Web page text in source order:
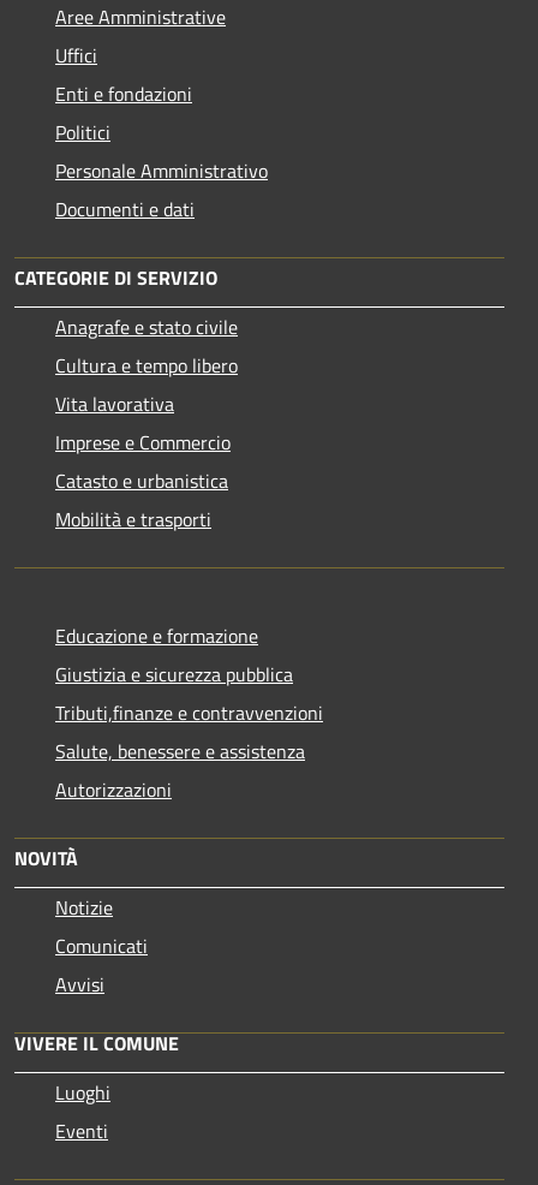
Aree Amministrative
Uffici
Enti e fondazioni
Politici
Personale Amministrativo
Documenti e dati
CATEGORIE DI SERVIZIO
Anagrafe e stato civile
Cultura e tempo libero
Vita lavorativa
Imprese e Commercio
Catasto e urbanistica
Mobilità e trasporti
Educazione e formazione
Giustizia e sicurezza pubblica
Tributi,finanze e contravvenzioni
Salute, benessere e assistenza
Autorizzazioni
NOVITÀ
Notizie
Comunicati
Avvisi
VIVERE IL COMUNE
Luoghi
Eventi